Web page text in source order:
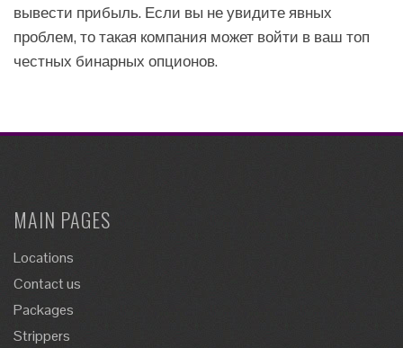
вывести прибыль. Если вы не увидите явных
проблем, то такая компания может войти в ваш топ
честных бинарных опционов.
MAIN PAGES
Locations
Contact us
Packages
Strippers